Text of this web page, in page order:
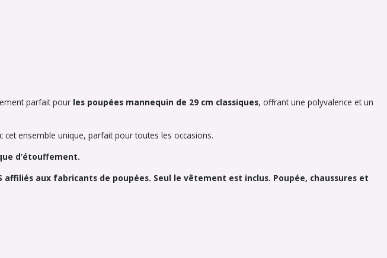
parfait pour les poupées mannequin de 29 cm classiques, offrant une polyvalence et un
ensemble unique, parfait pour toutes les occasions.
d’étouffement.
aux fabricants de poupées. Seul le vêtement est inclus. Poupée, chaussures et